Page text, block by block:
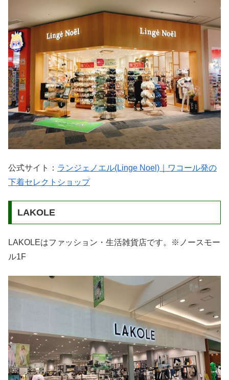
公式サイト： ランジェノエル(Linge Noel)｜ワコール発の
下着セレクトショップ
LAKOLE
LAKOLEはファッション・生活雑貨店です。※ノースモー
ル1F